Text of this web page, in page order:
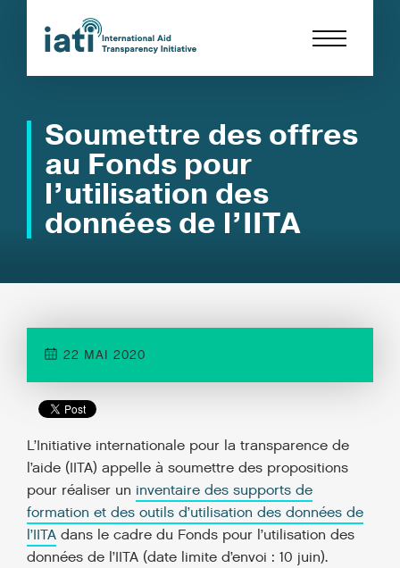
Soumettre des offres
au Fonds pour
l’utilisation des
données de l’IITA
22 MAI 2020
L’Initiative internationale pour la transparence de
l’aide (IITA) appelle à soumettre des propositions
pour réaliser un inventaire des supports de
formation et des outils d’utilisation des données de
l’IITA dans le cadre du Fonds pour l’utilisation des
données de l’IITA (date limite d’envoi : 10 juin).